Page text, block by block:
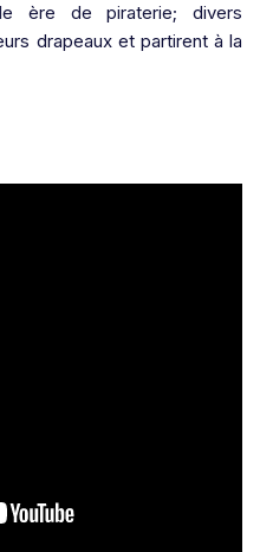
ère de piraterie; divers
drapeaux et partirent à la